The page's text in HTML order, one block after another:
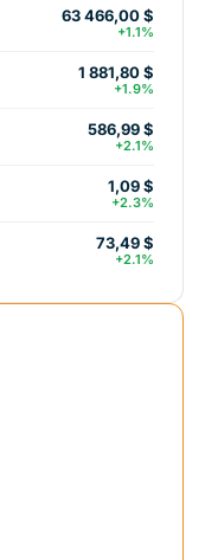
63 466,00 $
+1.1%
1 881,80 $
+1.9%
586,99 $
+2.1%
1,09 $
+2.3%
73,49 $
+2.1%